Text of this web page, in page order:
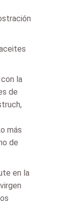
la
de
más
de
en la